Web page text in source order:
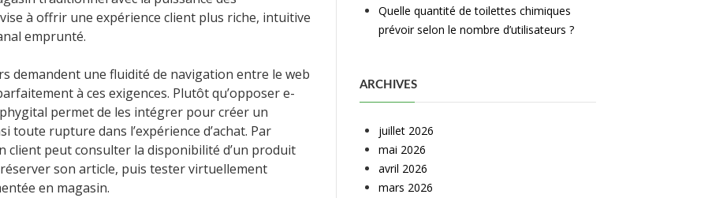
à offrir une expérience client plus riche, intuitive
emprunté.
demandent une fluidité de navigation entre le web
à ces exigences. Plutôt qu’opposer e-
permet de les intégrer pour créer un
toute rupture dans l’expérience d’achat. Par
client peut consulter la disponibilité d’un produit
son article, puis tester virtuellement
en magasin.
Quelle quantité de toilettes chimiques
prévoir selon le nombre d’utilisateurs ?
ARCHIVES
juillet 2026
mai 2026
avril 2026
mars 2026